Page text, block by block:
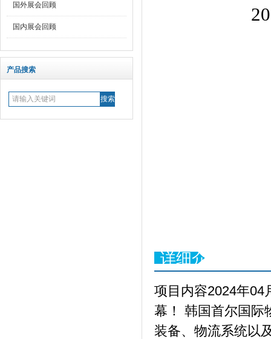
国外展会回顾
国内展会回顾
产品搜索
详细介绍
项目内容2024年04
幕！ 韩国首尔国际
装备、物流系统以